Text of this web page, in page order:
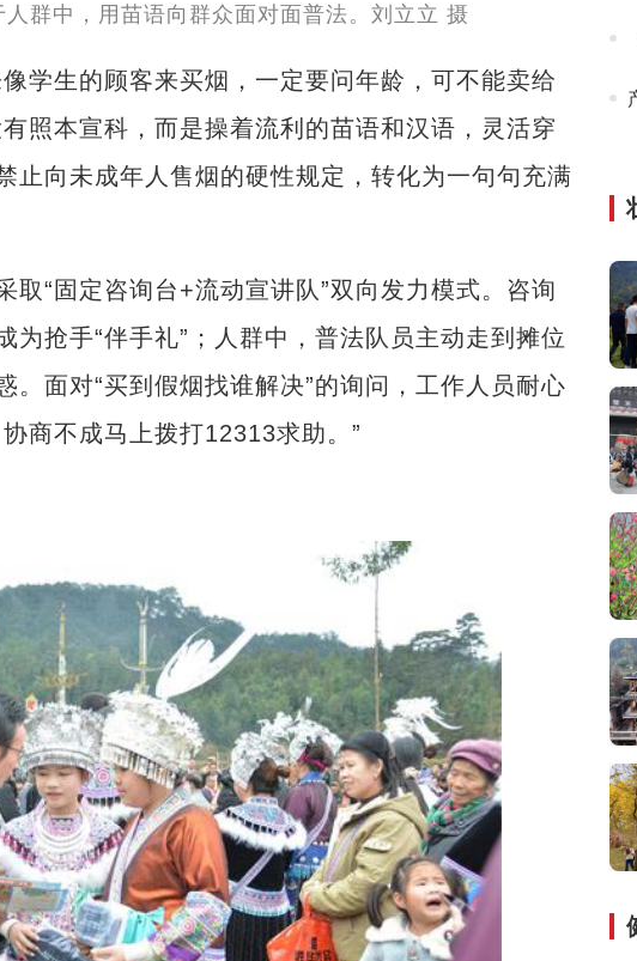
人群中，用苗语向群众面对面普法。刘立立 摄
生的顾客来买烟，一定要问年龄，可不能卖给
照本宣科，而是操着流利的苗语和汉语，灵活穿
止向未成年人售烟的硬性规定，转化为一句句充满
“固定咨询台+流动宣讲队”双向发力模式。咨询
为抢手“伴手礼”；人群中，普法队员主动走到摊位
。面对“买到假烟找谁解决”的询问，工作人员耐心
商不成马上拨打12313求助。”